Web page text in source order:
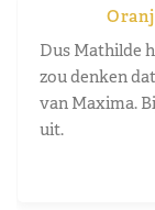
Dus Mathilde
zou denken
van Maxima.
uit.